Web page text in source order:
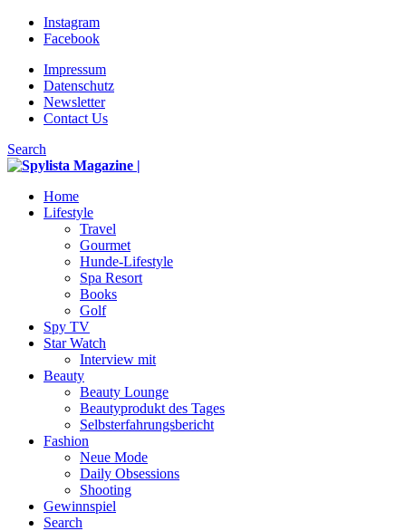
Instagram
Facebook
Impressum
Datenschutz
Newsletter
Contact Us
Search
Home
Lifestyle
Travel
Gourmet
Hunde-Lifestyle
Spa Resort
Books
Golf
Spy TV
Star Watch
Interview mit
Beauty
Beauty Lounge
Beautyprodukt des Tages
Selbsterfahrungsbericht
Fashion
Neue Mode
Daily Obsessions
Shooting
Gewinnspiel
Search